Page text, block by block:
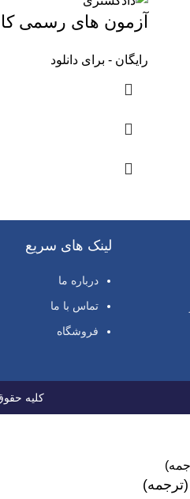
آزمون های رسمی
رایگان - برای دانلود
لینک های سریع
درباره ما
تماس با ما
فروشگاه
کلیه